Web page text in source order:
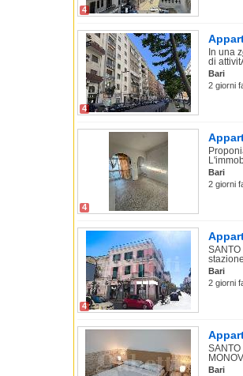
4
4
In una
di
Bari
2 giorni
4
Bari
2 giorni
4
Bari
2 giorni
Bari